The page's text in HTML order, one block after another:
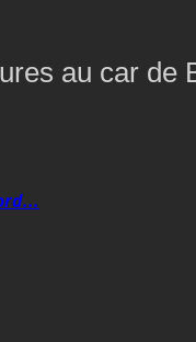
au car de